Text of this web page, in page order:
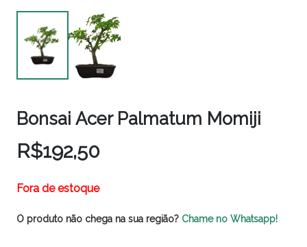
Bonsai Acer Palmatum Momiji
R$192,50
Fora de estoque
O produto não chega na sua região? Chame no Whatsapp!